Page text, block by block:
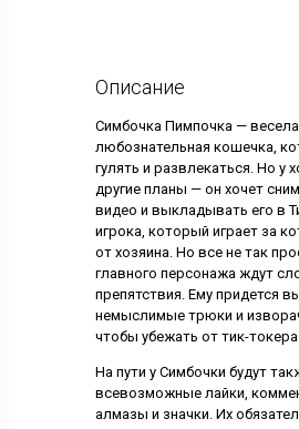
Описание
Симбочка Пимпочка —
любознательная кошечка,
гулять и развлекаться. Но у
другие планы — он хочет
видео и выкладывать его в
игрока, который играет за
от хозяина. Но все не так
главного персонажа ждут
препятствия. Ему придется
немыслимые трюки и
чтобы убежать от тик-
На пути у Симбочки будут
всевозможные лайки,
алмазы и значки. Их